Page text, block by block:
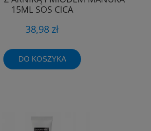
15ML SOS CICA
38,98 zł
DO KOSZYKA